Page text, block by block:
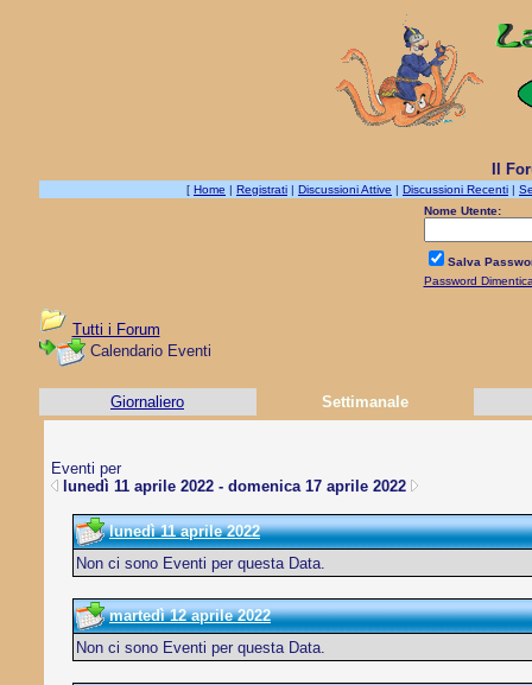
Il
[ Home | Registrati | Discussioni Attive | Discussioni Recenti |
Nome Utente:
Salva
Password
Tutti i Forum
Calendario Eventi
Giornaliero Settimanale
Eventi per
lunedì 11 aprile 2022 - domenica 17 aprile 2022
lunedì 11 aprile 2022
Non ci sono Eventi per questa Data.
martedì 12 aprile 2022
Non ci sono Eventi per questa Data.